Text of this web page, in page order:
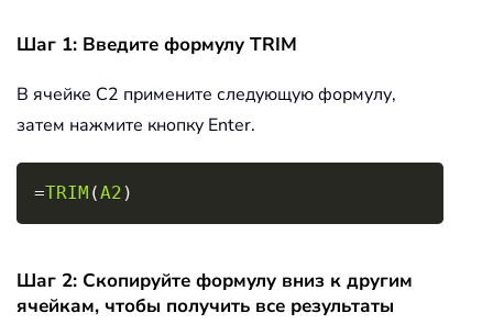
Шаг 1: Введите формулу TRIM
В ячейке C2 примените следующую формулу,
затем нажмите кнопку Enter.
=TRIM (A2 )
Шаг 2: Скопируйте формулу вниз к другим
ячейкам, чтобы получить все результаты